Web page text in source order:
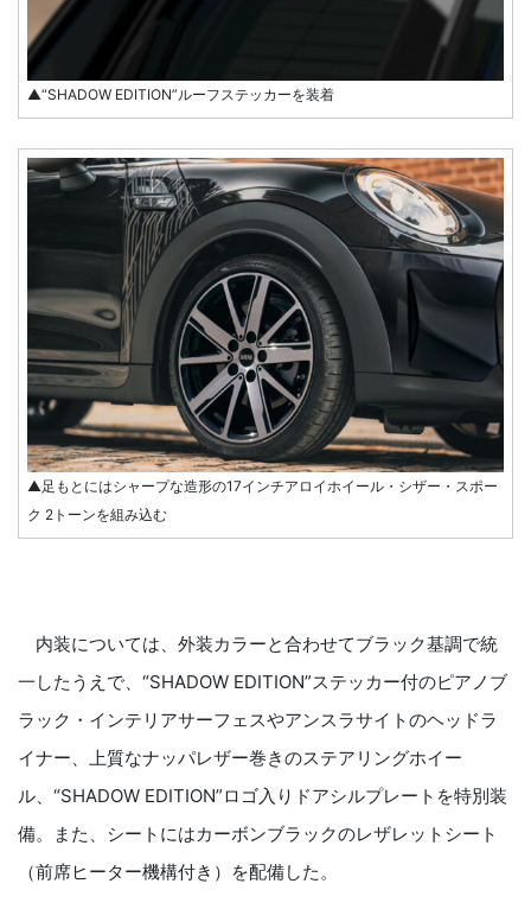
▲“SHADOW EDITION”ルーフステッカーを装着
▲足もとにはシャープな造形の17インチアロイホイール・シザー・スポー
ク 2トーンを組み込む
内装については、外装カラーと合わせてブラック基調で統
一したうえで、“SHADOW EDITION”ステッカー付のピアノブ
ラック・インテリアサーフェスやアンスラサイトのヘッドラ
イナー、上質なナッパレザー巻きのステアリングホイー
ル、“SHADOW EDITION”ロゴ入りドアシルプレートを特別装
備。また、シートにはカーボンブラックのレザレットシート
（前席ヒーター機構付き）を配備した。